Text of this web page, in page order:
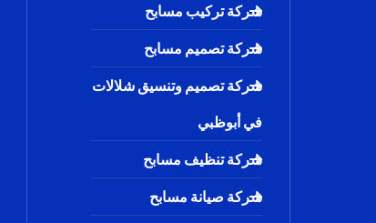
شركة تركيب مسابح
شركة تصميم مسابح
شركة تصميم وتنسيق شلالات
في أبوظبي
شركة تنظيف مسابح
شركة صيانة مسابح